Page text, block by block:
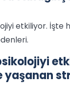
etkiliyor. İşte
yaşanan